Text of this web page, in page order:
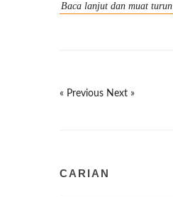
Baca lanjut dan muat turun
« Previous Next »
CARIAN